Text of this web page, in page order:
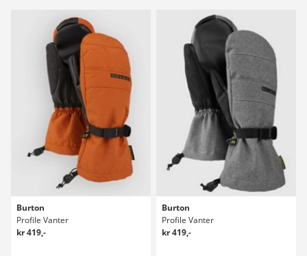
Burton
Profile Vanter
kr 419,-
Burton
Profile Vanter
kr 419,-